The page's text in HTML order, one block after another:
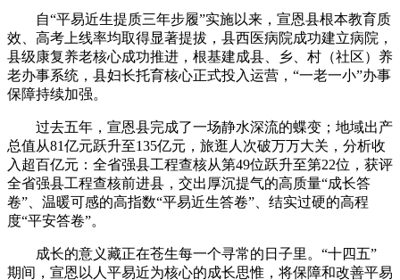
自“平易近生提质三年步履”实施以来，宣恩县根本教育质
效、高考上线率均取得显著提拔，县西医病院成功建立病院，
县级康复养老核心成功推进，根基建成县、乡、村（社区）养
老办事系统，县妇长托育核心正式投入运营，“一老一小”办事
保障持续加强。
过去五年，宣恩县完成了一场静水深流的蝶变；地域出产
总值从81亿元跃升至135亿元，旅逛人次破万万大关，分析收
入超百亿元：全省强县工程查核从第49位跃升至第22位，获评
全省强县工程查核前进县，交出厚沉提气的高质量“成长答
卷”、温暖可感的高指数“平易近生答卷”、结实过硬的高程
度“平安答卷”。
成长的意义藏正在苍生每一个寻常的日子里。“十四五”
期间，宣恩以人平易近为核心的成长思惟，将保障和改善平易